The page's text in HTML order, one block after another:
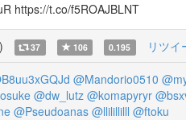
https://t.co/f5ROAJBLNT
) 37 106 0.195 リツ
@Mandorio0510
@dw_lutz @komapyryr
@Pseudoanas @llilillilll @ftoku